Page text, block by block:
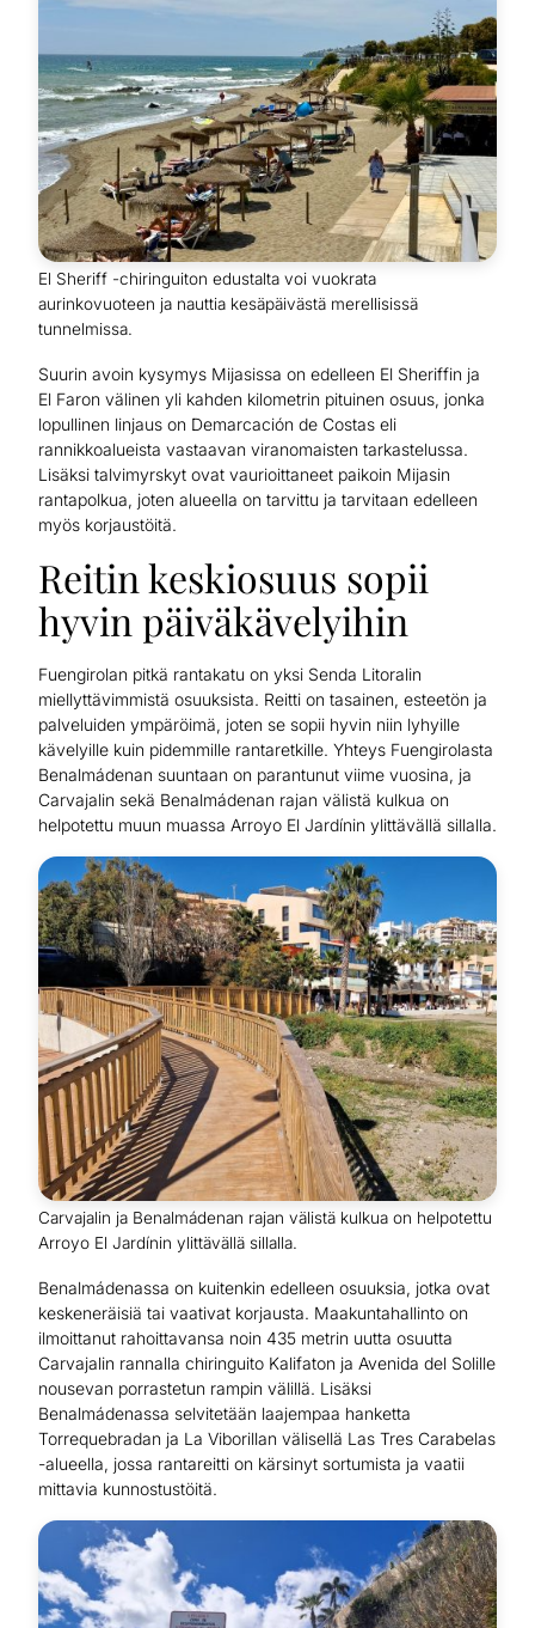
El Sheriff -chiringuiton edustalta voi vuokrata
aurinkovuoteen ja nauttia kesäpäivästä merellisissä
tunnelmissa.
Suurin avoin kysymys Mijasissa on edelleen El Sheriffin ja
El Faron välinen yli kahden kilometrin pituinen osuus, jonka
lopullinen linjaus on Demarcación de Costas eli
rannikkoalueista vastaavan viranomaisten tarkastelussa.
Lisäksi talvimyrskyt ovat vaurioittaneet paikoin Mijasin
rantapolkua, joten alueella on tarvittu ja tarvitaan edelleen
myös korjaustöitä.
Reitin keskiosuus sopii
hyvin päiväkävelyihin
Fuengirolan pitkä rantakatu on yksi Senda Litoralin
miellyttävimmistä osuuksista. Reitti on tasainen, esteetön ja
palveluiden ympäröimä, joten se sopii hyvin niin lyhyille
kävelyille kuin pidemmille rantaretkille. Yhteys Fuengirolasta
Benalmádenan suuntaan on parantunut viime vuosina, ja
Carvajalin sekä Benalmádenan rajan välistä kulkua on
helpotettu muun muassa Arroyo El Jardínin ylittävällä sillalla.
Carvajalin ja Benalmádenan rajan välistä kulkua on helpotettu
Arroyo El Jardínin ylittävällä sillalla.
Benalmádenassa on kuitenkin edelleen osuuksia, jotka ovat
keskeneräisiä tai vaativat korjausta. Maakuntahallinto on
ilmoittanut rahoittavansa noin 435 metrin uutta osuutta
Carvajalin rannalla chiringuito Kalifaton ja Avenida del Solille
nousevan porrastetun rampin välillä. Lisäksi
Benalmádenassa selvitetään laajempaa hanketta
Torrequebradan ja La Viborillan välisellä Las Tres Carabelas
-alueella, jossa rantareitti on kärsinyt sortumista ja vaatii
mittavia kunnostustöitä.